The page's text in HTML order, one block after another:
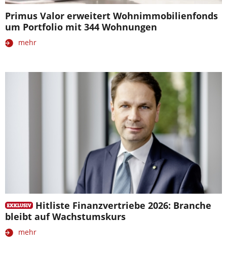
Primus Valor erweitert Wohnimmobilienfonds
um Portfolio mit 344 Wohnungen
mehr
Hitliste Finanzvertriebe 2026: Branche
bleibt auf Wachstumskurs
mehr